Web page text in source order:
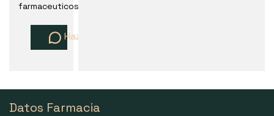
farmaceuticos
Haz una pregunta
Datos Farmacia